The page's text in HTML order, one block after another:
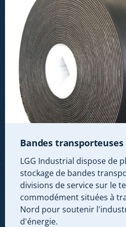
Bandes transporteuses
LGG Industrial dispose de
stockage de bandes
divisions de service sur le
commodément situées à
Nord pour soutenir
d'énergie.